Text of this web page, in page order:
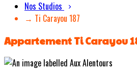
Nos Studios
→ Ti Carayou 187
Appartement Ti Carayou